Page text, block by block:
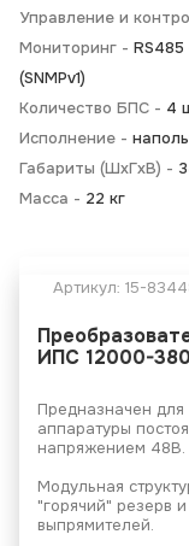
Управление и
Мониторинг - RS485
(SNMPv1)
Количество БПС - 4
Исполнение -
Габариты (ШхГхВ) -
Масса - 22 кг
Артикул: 15-
ИПС 12000-
Предназначен
аппаратуры
напряжением 48В.
Модульная
"горячий" резерв
выпрямителей.